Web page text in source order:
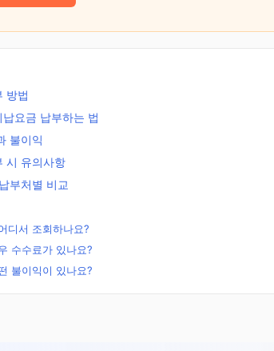
방법
요금 납부하는 법
불이익
시 유의사항
부처별 비교
디서 조회하나요?
수수료가 있나요?
불이익이 있나요?